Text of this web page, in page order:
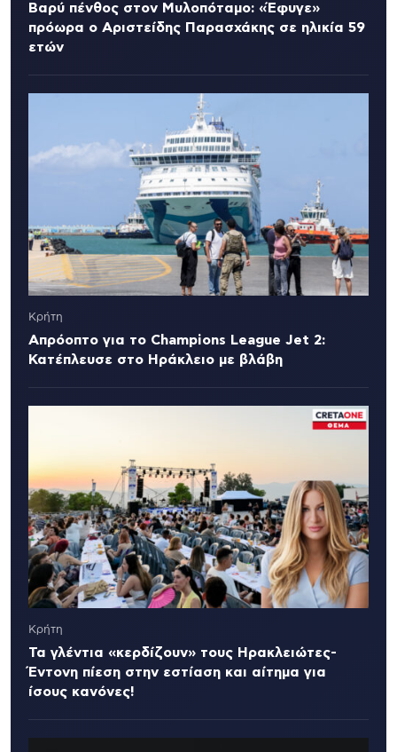
Βαρύ πένθος στον Μυλοπόταμο: «Έφυγε»
πρόωρα ο Αριστείδης Παρασχάκης σε ηλικία 59
ετών
Κρήτη
Απρόοπτο για το Champions League Jet 2:
Κατέπλευσε στο Ηράκλειο με βλάβη
Κρήτη
Τα γλέντια «κερδίζουν» τους Ηρακλειώτες-
Έντονη πίεση στην εστίαση και αίτημα για
ίσους κανόνες!